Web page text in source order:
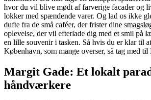
hvor du vil blive mødt af farverige facader og
lokker med spændende varer. Og lad os ikke
dufte fra de små caféer, der frister dine
oplevelse, der vil efterlade dig med et smil på
en lille souvenir i tasken. Så hvis du er klar til
København, som mange overser, så tag med
Margit Gade: Et lokalt
håndværkere